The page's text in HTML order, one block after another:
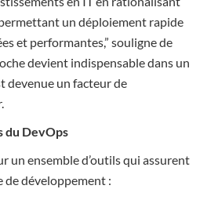
un déploiement rapide
et performantes,” souligne de
devient indispensable dans un
devenue un facteur de
du DevOps
un ensemble d’outils qui assurent
développement :